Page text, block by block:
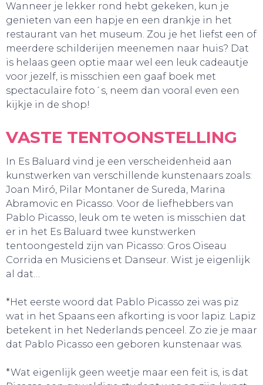
GA UIT!
Wanneer je lekker rond hebt gekeken, kun je
genieten van een hapje en een drankje in het
restaurant van het museum. Zou je het liefst een of
meerdere schilderijen meenemen naar huis? Dat
is helaas geen optie maar wel een leuk cadeautje
voor jezelf, is misschien een gaaf boek met
spectaculaire foto´s, neem dan vooral even een
kijkje in de shop!
VASTE TENTOONSTELLING
In Es Baluard vind je een verscheidenheid aan
kunstwerken van verschillende kunstenaars zoals:
Joan Miró, Pilar Montaner de Sureda, Marina
Abramovic en Picasso. Voor de liefhebbers van
Pablo Picasso, leuk om te weten is misschien dat
er in het Es Baluard twee kunstwerken
tentoongesteld zijn van Picasso: Gros Oiseau
Corrida en Musiciens et Danseur. Wist je eigenlijk
al dat…
*Het eerste woord dat Pablo Picasso zei was piz
wat in het Spaans een afkorting is voor lapiz. Lapiz
betekent in het Nederlands penceel. Zo zie je maar
dat Pablo Picasso een geboren kunstenaar was.
*Wat eigenlijk geen weetje maar een feit is, is dat